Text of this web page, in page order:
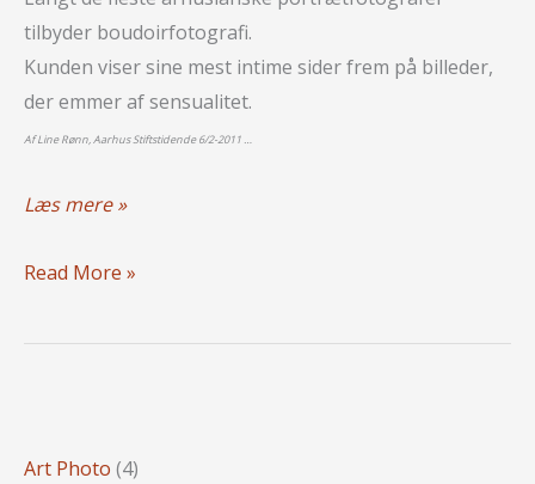
tilbyder boudoirfotografi.
Kunden viser sine mest intime sider frem på billeder,
der emmer af sensualitet.
Af Line Rønn, Aarhus Stiftstidende 6/2-2011 …
Vi
fotograferes
Læs mere »
Vi
fotograferes
Read More »
Art Photo (4)